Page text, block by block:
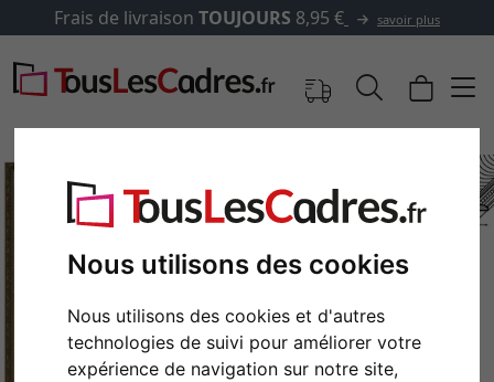
Nous utilisons des cookies
Nous utilisons des cookies et d'autres
technologies de suivi pour améliorer votre
expérience de navigation sur notre site,
Frais de livraison TOUJOURS 8,95 € savoir plus